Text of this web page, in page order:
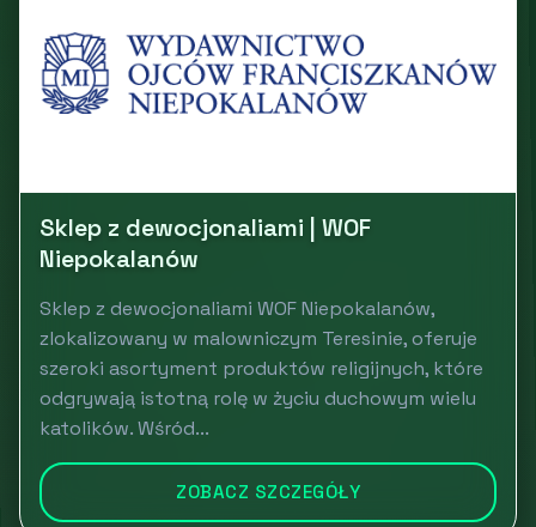
Sklep z dewocjonaliami | WOF
Niepokalanów
Sklep z dewocjonaliami WOF Niepokalanów,
zlokalizowany w malowniczym Teresinie, oferuje
szeroki asortyment produktów religijnych, które
odgrywają istotną rolę w życiu duchowym wielu
katolików. Wśród...
ZOBACZ SZCZEGÓŁY